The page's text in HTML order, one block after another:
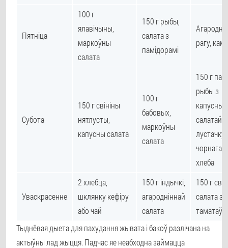
Пятніца
100 г
ялавічыны,
маркоўны
салата
150 г рыбы,
салата з
памідорамі
рагу,
Субота
150 г свініны
нятлусты,
капусны салата
100 г
бабовых,
маркоўны
салата
150 г
рыбы з
капусным
салатай,
лустачку
чорнага
хлеба
Уваскрасенне
2 хлебца,
шклянку кефіру
або чай
150 г індычкі,
агародніннай
салата
150 г
салата з
таматаў
Тыднёвая дыета для пахудання жывата і бакоў разлічана на
актыўны лад жыцця. Падчас яе неабходна займацца